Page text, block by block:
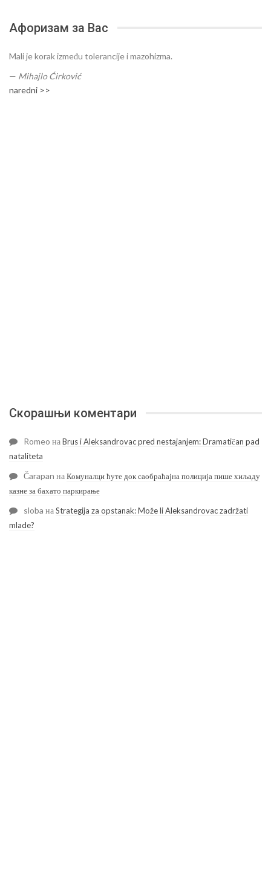
Афоризам за Вас
Mali je korak između tolerancije i mazohizma.
— Mihajlo Ćirković
naredni >>
Скорашњи коментари
Romeo наBrus i Aleksandrovac pred nestajanjem: Dramatičan pad
nataliteta
Čarapan наКомуналци ћуте док саобраћајна полиција пише хиљаду
казне за бахато паркирање
sloba наStrategija za opstanak: Može li Aleksandrovac zadržati
mlade?